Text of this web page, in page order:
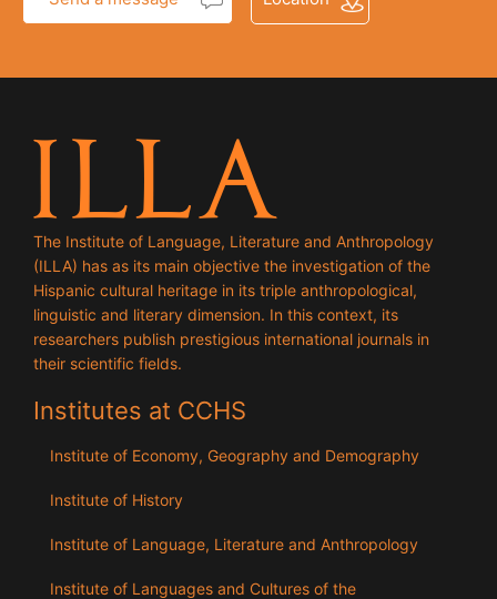
The Institute of Language, Literature and Anthropology
(ILLA) has as its main objective the investigation of the
Hispanic cultural heritage in its triple anthropological,
linguistic and literary dimension. In this context, its
researchers publish prestigious international journals in
their scientific fields.
Institutes at CCHS
Institute of Economy, Geography and Demography
Institute of History
Institute of Language, Literature and Anthropology
Institute of Languages ​​and Cultures of the